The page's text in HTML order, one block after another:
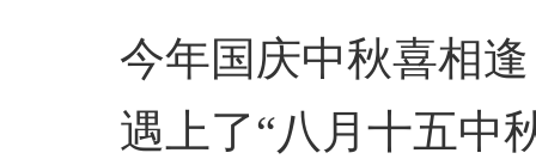
今年国庆中秋喜相
遇上了“八月十五中